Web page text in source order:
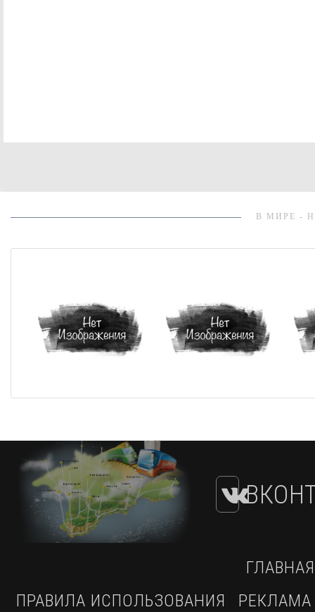
В МИРЕ -
ГЛАВНАЯ
ПРАВИЛА ИСПОЛЬЗОВАНИЯ
РЕКЛАМА